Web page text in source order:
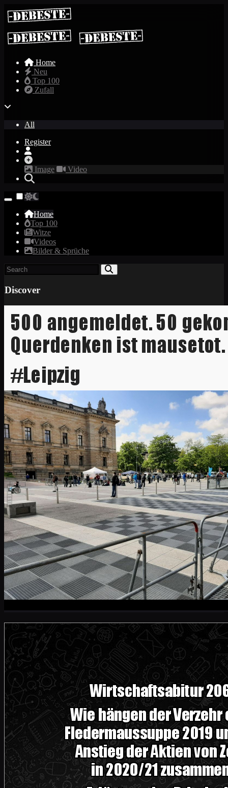
Home
Neu
Top 100
Zufall
All
Register
Image Video
Home
Top 100
Witze
Videos
Bilder & Sprüche
Discover